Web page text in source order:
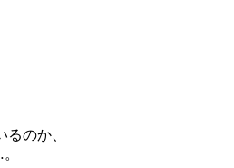
のか、